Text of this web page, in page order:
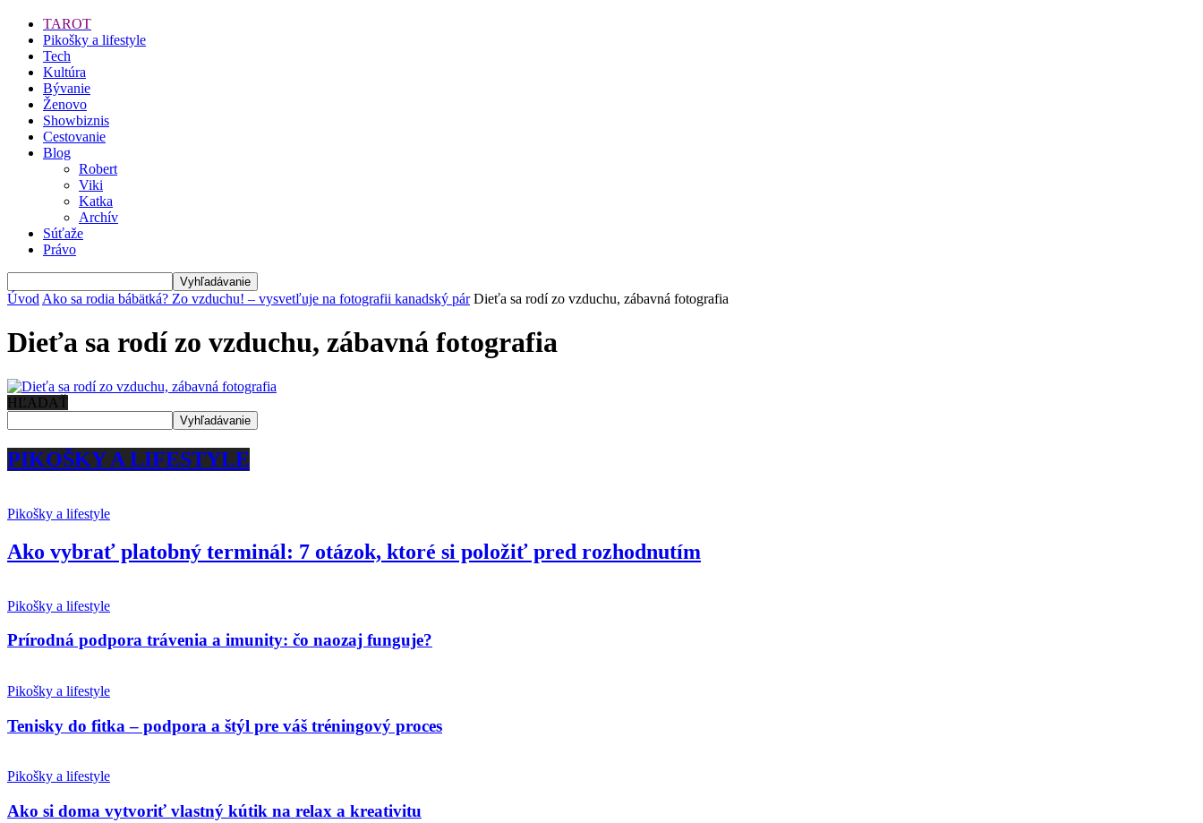
TAROT
Pikošky a lifestyle
Tech
Kultúra
Bývanie
Ženovo
Showbiznis
Cestovanie
Blog
Robert
Viki
Katka
Archív
Súťaže
Právo
Úvod Ako sa rodia bábätká? Zo vzduchu! – vysvetľuje na fotografii kanadský pár Dieťa sa rodí zo vzduchu, zábavná fotografia
Dieťa sa rodí zo vzduchu, zábavná fotografia
HĽADAŤ
PIKOŠKY A LIFESTYLE
Pikošky a lifestyle
Ako vybrať platobný terminál: 7 otázok, ktoré si položiť pred rozhodnutím
Pikošky a lifestyle
Prírodná podpora trávenia a imunity: čo naozaj funguje?
Pikošky a lifestyle
Tenisky do fitka – podpora a štýl pre váš tréningový proces
Pikošky a lifestyle
Ako si doma vytvoriť vlastný kútik na relax a kreativitu